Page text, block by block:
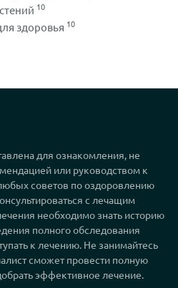
10
здоровья 10
для ознакомления, не
или руководством к
советов по оздоровлению
с лечащим
необходимо знать историю
полного обследования
к лечению. Не занимайтесь
сможет провести полную
эффективное лечение.